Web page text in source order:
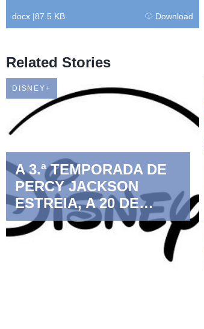
docx |87.5 KB Download
Related Stories
DISNEY+
A 3.ª TEMPORADA DE
PERCY JACKSON
ESTREIA, A 20 DE
NOVEMBRO, NO
DISNEY+